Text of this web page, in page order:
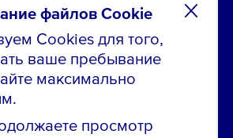
файлов Cookie
Cookies для того,
ваше пребывание
максимально
просмотр
по вакансиям?
центр: